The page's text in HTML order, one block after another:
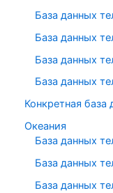
База данных
База данных
База данных
База данных
Конкретная база
Океания
База данных
База данных
База данных